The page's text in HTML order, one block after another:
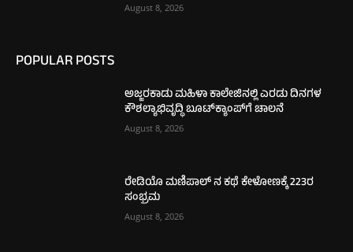
August 8, 2026
POPULAR POSTS
ಅಜ್ಜರಕಾಡು ಮಹಿಳಾ ಕಾಲೇಜಿನಲ್ಲಿ ಎರಡು ದಿನಗಳ
ಕೌಶಲ್ಯಾಭಿವೃದ್ಧಿ ಬೂಟ್‌ಕ್ಯಾಂಪ್‌ಗೆ ಚಾಲನೆ
August 8, 2026
ರೇಡಿಯೊ ಮಣಿಪಾಲ್ ನ ಕಥೆ ಕೇಳೋಣಕ್ಕೆ 223ರ
ಸಂಭ್ರಮ
August 8, 2026